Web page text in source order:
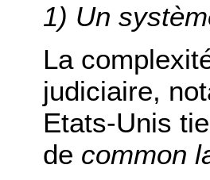
1) Un
La
judiciaire,
Etats-Unis
de common